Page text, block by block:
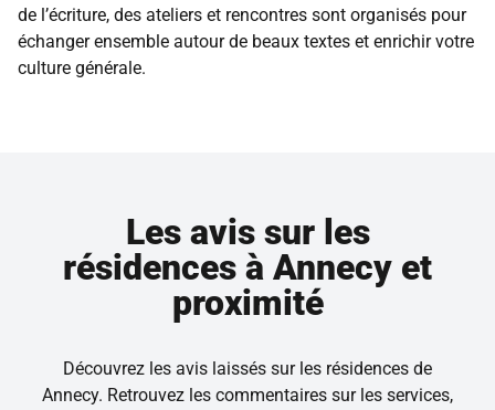
de l’écriture, des ateliers et rencontres sont organisés pour
échanger ensemble autour de beaux textes et enrichir votre
culture générale.
Les avis sur les
résidences à Annecy et
proximité
Découvrez les avis laissés sur les résidences de
Annecy. Retrouvez les commentaires sur les services,